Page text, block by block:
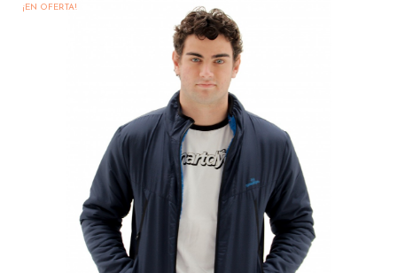
¡EN OFERTA!